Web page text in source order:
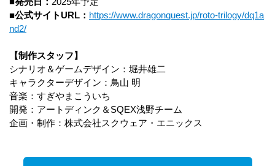
■公式サイトURL： https://www.dragonquest.jp/roto-trilogy/dq1a
nd2/
【制作スタッフ】
シナリオ＆ゲームデザイン：堀井雄二
キャラクターデザイン：鳥山 明
音楽：すぎやまこういち
開発：アートディンク＆SQEX浅野チーム
企画・制作：株式会社スクウェア・エニックス